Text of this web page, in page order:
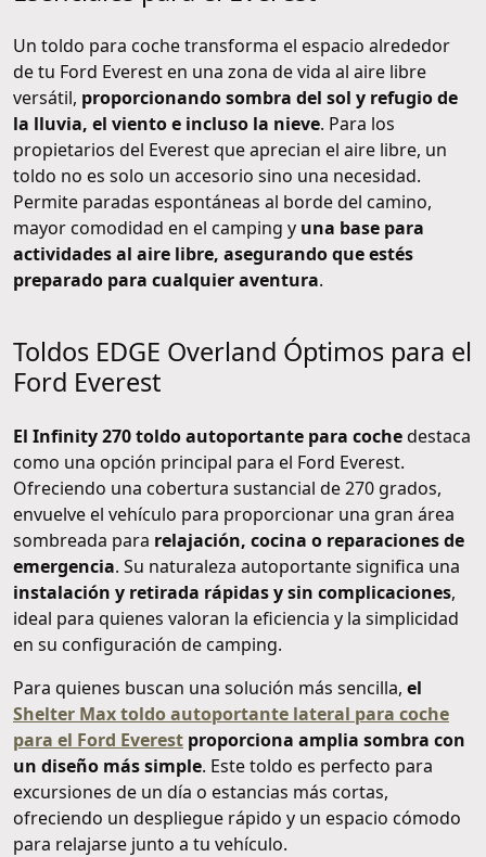
Un toldo para coche transforma el espacio alrededor
de tu Ford Everest en una zona de vida al aire libre
versátil, proporcionando sombra del sol y refugio de
la lluvia, el viento e incluso la nieve. Para los
propietarios del Everest que aprecian el aire libre, un
toldo no es solo un accesorio sino una necesidad.
Permite paradas espontáneas al borde del camino,
mayor comodidad en el camping y una base para
actividades al aire libre, asegurando que estés
preparado para cualquier aventura.
Toldos EDGE Overland Óptimos para el
Ford Everest
El Infinity 270 toldo autoportante para cochedestaca
como una opción principal para el Ford Everest.
Ofreciendo una cobertura sustancial de 270 grados,
envuelve el vehículo para proporcionar una gran área
sombreada para relajación, cocina o reparaciones de
emergencia. Su naturaleza autoportante significa una
instalación y retirada rápidas y sin complicaciones,
ideal para quienes valoran la eficiencia y la simplicidad
en su configuración de camping.
Para quienes buscan una solución más sencilla, el
Shelter Max toldo autoportante lateral para coche
para el Ford Everest proporciona amplia sombra con
un diseño más simple. Este toldo es perfecto para
excursiones de un día o estancias más cortas,
ofreciendo un despliegue rápido y un espacio cómodo
para relajarse junto a tu vehículo.